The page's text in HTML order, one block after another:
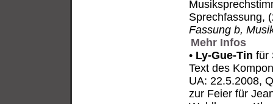
Sprechfassung,
Fassung b,
Mehr Infos
• Ly-Gue-Tin für
Text des
UA: 22.5.2008,
zur Feier für